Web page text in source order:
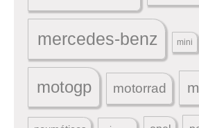
mercedes-benz mini
motogp motorrad